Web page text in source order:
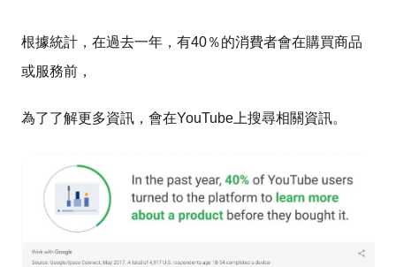
根據統計，在過去一年，有40％的消費者會在購買商品
或服務前，
為了了解更多資訊，會在YouTube上搜尋相關資訊。